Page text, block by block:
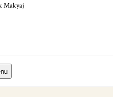
Makyaj